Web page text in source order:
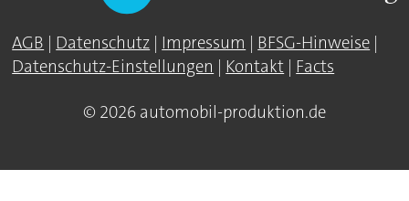
AGB | Datenschutz | Impressum | BFSG-Hinweise |
Datenschutz-Einstellungen | Kontakt | Facts
© 2026 automobil-produktion.de